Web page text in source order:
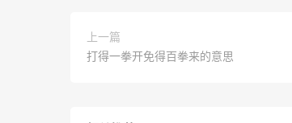
上一篇
打得一拳开免得百拳来的意思